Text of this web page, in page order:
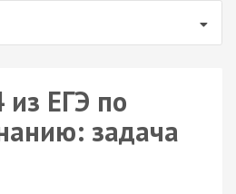
ЕГЭ по
задача